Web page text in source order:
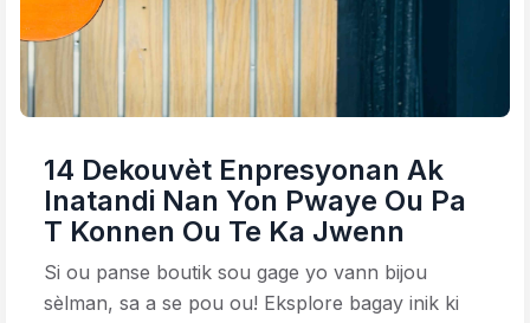
14 Dekouvèt Enpresyonan Ak
Inatandi Nan Yon Pwaye Ou Pa
T Konnen Ou Te Ka Jwenn
Si ou panse boutik sou gage yo vann bijou
sèlman, sa a se pou ou! Eksplore bagay inik ki